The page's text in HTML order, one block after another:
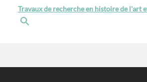
Travaux de recherche en histoire de l'art